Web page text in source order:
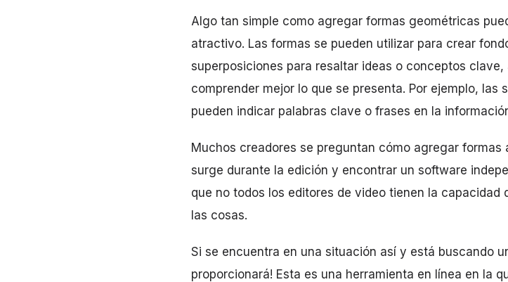
Algo tan simple como agregar formas geométricas
atractivo. Las formas se pueden utilizar para crear
superposiciones para resaltar ideas o conceptos
comprender mejor lo que se presenta. Por ejemplo,
pueden indicar palabras clave o frases en la
Muchos creadores se preguntan cómo agregar
surge durante la edición y encontrar un software
que no todos los editores de video tienen la
las cosas.
Si se encuentra en una situación así y está buscando
proporcionará! Esta es una herramienta en línea en la